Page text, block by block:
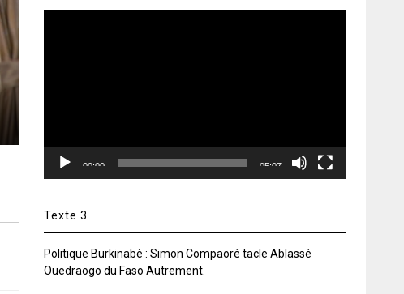
00:00 05:07
Texte 3
Politique Burkinabè : Simon Compaoré tacle Ablassé
Ouedraogo du Faso Autrement.